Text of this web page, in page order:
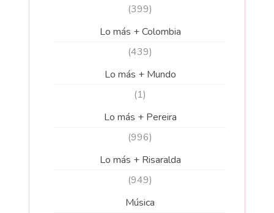
(399)
Lo más + Colombia
(439)
Lo más + Mundo
(1)
Lo más + Pereira
(996)
Lo más + Risaralda
(949)
Música